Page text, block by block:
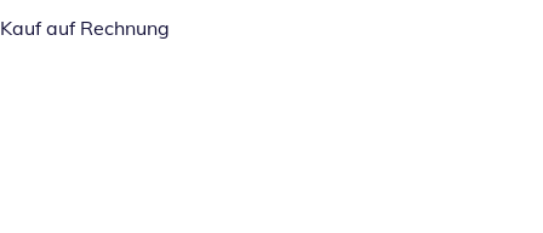
Kauf auf Rechnung